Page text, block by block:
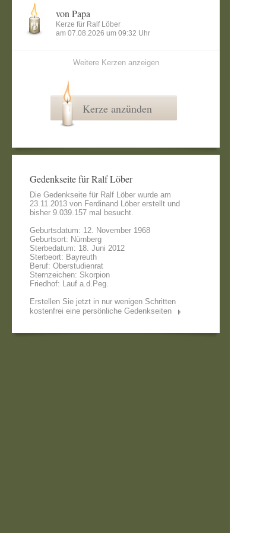
von Papa
Kerze für Ralf Löber
am 07.08.2026 um 09:32 Uhr
Weitere Kerzen anzeigen
Kerze anzünden
Gedenkseite für Ralf Löber
Die Gedenkseite für Ralf Löber wurde am
23.11.2013 von Ferdinand Löber erstellt und
bisher 9.039.157 mal besucht.
Geburtsdatum: 12. November 1968
Geburtsort: Nürnberg
Sterbedatum: 18. Juni 2012
Sterbeort: Bayreuth
Beruf: Oberstudienrat
Sternzeichen: Skorpion
Friedhof: Lauf a.d.Peg.
Erstellen Sie jetzt in nur wenigen Schritten
kostenfrei eine persönliche Gedenkseiten